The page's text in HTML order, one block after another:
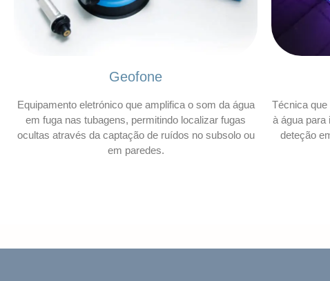
Geofone
Equipamento eletrónico que amplifica o som da água
em fuga nas tubagens, permitindo localizar fugas
ocultas através da captação de ruídos no subsolo ou
em paredes.
Técnica
à água para
deteção